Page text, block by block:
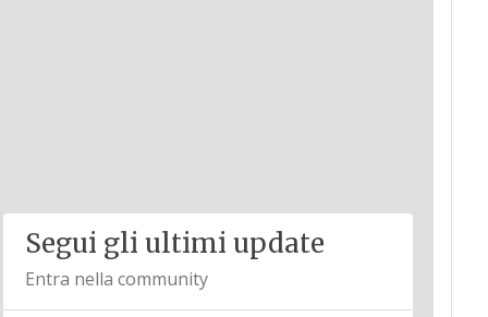
Segui gli ultimi update
Entra nella community